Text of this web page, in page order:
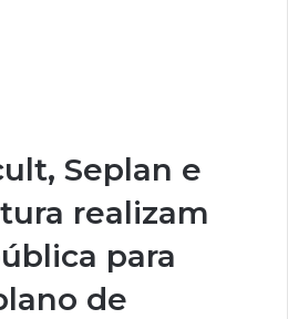
Seplan e
realizam
para
de